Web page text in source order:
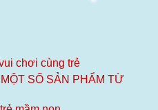
chơi cùng trẻ
SỐ SẢN PHẨM TỪ